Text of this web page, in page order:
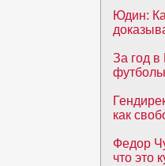
Юдин:
За год в
как
Федор
что это